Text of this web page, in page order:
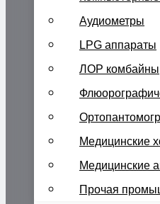
Аудиометры
LPG аппараты
ЛОР комбайны
Медицинские
Медицинские
Прочая